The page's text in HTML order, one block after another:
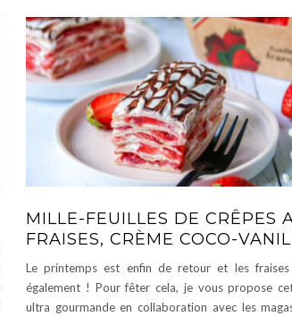
MILLE-FEUILLES DE CRÊPES
FRAISES, CRÈME COCO-
Le printemps est enfin de retour et les fraises
également ! Pour fêter cela, je vous propose
ultra gourmande en collaboration avec les